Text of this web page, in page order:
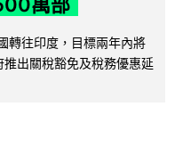
轉往印度，目標兩年內將
出關稅豁免及稅務優惠延